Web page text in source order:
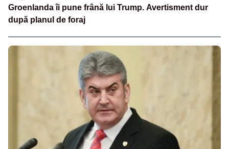
Groenlanda îi pune frână lui Trump. Avertisment dur
după planul de foraj